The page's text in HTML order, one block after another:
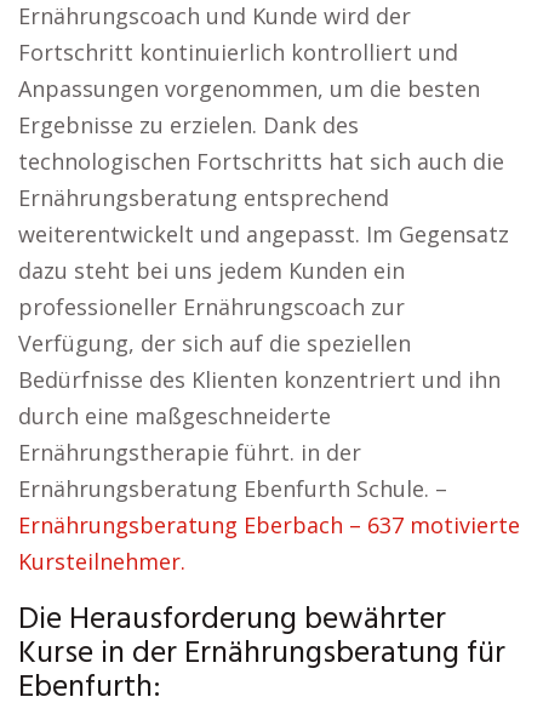
Ernährungscoach und Kunde wird der
Fortschritt kontinuierlich kontrolliert und
Anpassungen vorgenommen, um die besten
Ergebnisse zu erzielen. Dank des
technologischen Fortschritts hat sich auch die
Ernährungsberatung entsprechend
weiterentwickelt und angepasst. Im Gegensatz
dazu steht bei uns jedem Kunden ein
professioneller Ernährungscoach zur
Verfügung, der sich auf die speziellen
Bedürfnisse des Klienten konzentriert und ihn
durch eine maßgeschneiderte
Ernährungstherapie führt. in der
Ernährungsberatung Ebenfurth Schule. –
Ernährungsberatung Eberbach – 637 motivierte
Kursteilnehmer.
Die Herausforderung bewährter
Kurse in der Ernährungsberatung für
Ebenfurth: